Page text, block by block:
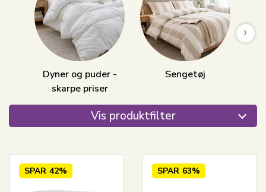
Dyner og puder -
skarpe priser
Sengetøj
›
Vis produktfilter
SPAR 42% SPAR 63%